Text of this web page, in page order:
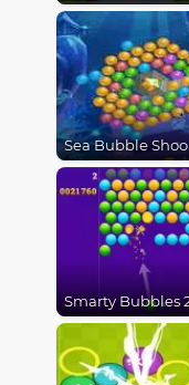
Smarty Bubbles